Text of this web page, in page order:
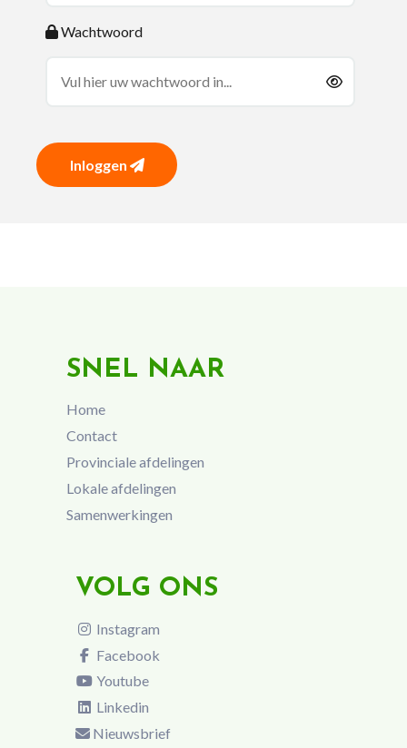
Wachtwoord
Inloggen
SNEL NAAR
Home
Contact
Provinciale afdelingen
Lokale afdelingen
Samenwerkingen
VOLG ONS
Instagram
Facebook
Youtube
Linkedin
Nieuwsbrief